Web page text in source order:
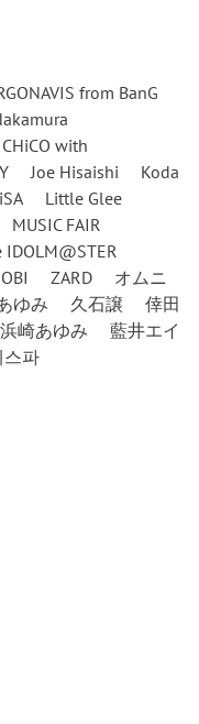
from BanG
CHiCO with
Joe Hisaishi
Koda
Little Glee
MUSIC FAIR
IDOLM@STER
ZARD
オムニ
ゆみ 久石譲
倖田
浜崎あゆみ
藍井エイ
스파